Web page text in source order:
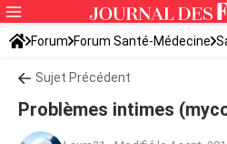
Forum Forum Santé-Médecine
Sujet Précédent
Problèmes intimes